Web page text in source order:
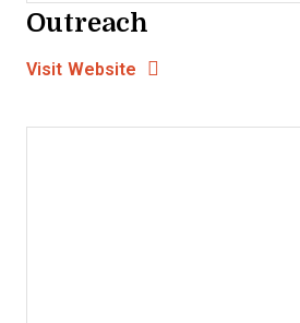
Outreach
Visit Website Opens New Window